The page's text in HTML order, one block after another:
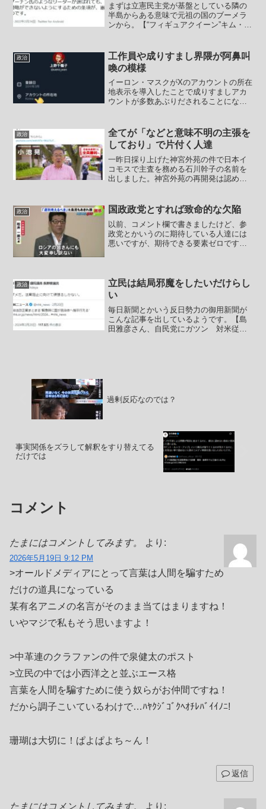
まずは立憲民主党が基盤としている隣の
半島からある意味で元祖の国のブーメラ
ンから。【“フィギュアクイーン”キム・ヨ
Wow!Korea)せーの、「おまえが言う
な！...
政治
工作員や成りすまし界隈が阿鼻叫
喚の模様
イーロン・マスクがXのアカウントの所在
地表示を導入したことで成りすましアカ
ウントが多数あぶりだされることになり
リティカルヒットしています。アカウン
トの所在地情報が開示さ...
政治
全てが「などと意味不明の主張を
しており」で片付く人達
一昨日採り上げた神宮外苑の件で日本イ
コモスで主査を務める石川幹子の名前を
出しました。神宮外苑の再開発は認めな
物です。1ヘクタールに満たない神宮外苑
の林についてはぎゃー...
政治 国政政党とすれば致命的な欠陥
以前、コメント欄で書きましたけど、参
政党とかいうのに期待している人達には
悪いですが、期待できる要素ゼロです。
ろで論外なのですが、そも...
政治
立民は結局邪魔をしたいだけらし
い
毎日新聞とかいう反日勢力の御用新聞が
こんな記事を出しているようです。【島
田雅彦さん、自民党にガツン 対米従
過剰反応なのでは？
事実関係をズラして解釈をすり替えてる
だけでは
コメント
たまにはコメントしてみます。 より:
2026年5月19日 9:12 PM
>オールドメディアにとって言葉は人間を騙すため
だけの道具になっている
某有名アニメの名言がそのまま当てはまりますね！
いやマジで私もそう思いますよ！
>中革連のクラファンの件で泉健太のポスト
>立民の中では小西洋之と並ぶエース格
言葉を人間を騙すために使う奴らがお仲間ですね！
だから調子こいているわけで…ﾊﾔｸｼﾞｺﾞｸﾍｵﾁﾚﾊﾞｲｲﾉﾆ!
珊瑚は大切に！ぱよぱよち～ん！
返信
たまにはコメントしてみます。 より: